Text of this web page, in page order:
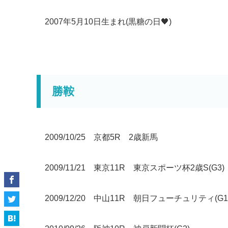
2007年5月10日生まれ(黒糖の日🖤)
勝鞍
2009/10/25 京都5R 2歳新馬
2009/11/21 東京11R 東京スポーツ杯2歳S(G3)
2009/12/20 中山11R 朝日フューチュリティ